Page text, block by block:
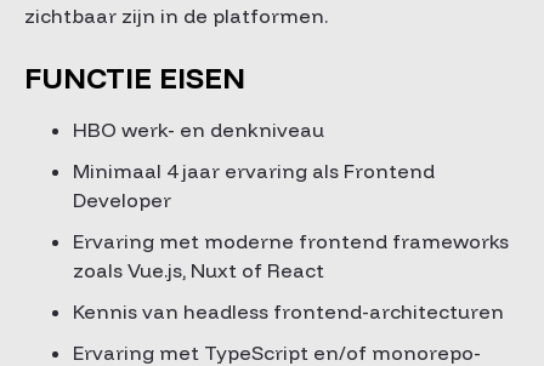
zichtbaar zijn in de platformen.
FUNCTIE EISEN
HBO werk- en denkniveau
Minimaal 4 jaar ervaring als Frontend
Developer
Ervaring met moderne frontend frameworks
zoals Vue.js, Nuxt of React
Kennis van headless frontend-architecturen
Ervaring met TypeScript en/of monorepo-